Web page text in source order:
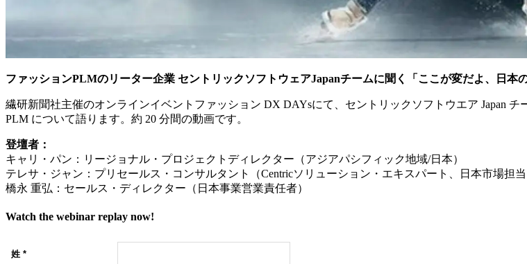
ファッションPLMのリーター企業 セントリックソフトウェアJapanチームに聞く「ここが変だよ、日本
繊研新聞社主催のオンラインイベントファッション DX DAYsにて、セントリックソフトウエア Japan
PLM について語ります。約 20 分間の動画です。
登壇者：
キャリ・パン：リージョナル・プロジェクトディレクター（アジアパシフィック地域/日本）
テレサ・ジャン：プリセールス・コンサルタント（Centricソリューション・エキスパート、日本市場担当
橋永 重弘：セールス・ディレクター（日本事業営業責任者）
Watch the webinar replay now!